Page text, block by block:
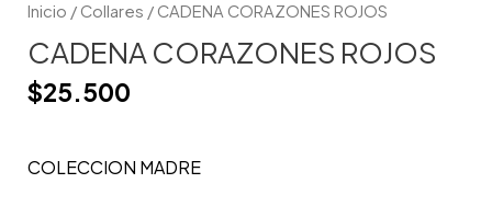
Inicio / Collares / CADENA CORAZONES ROJOS
CADENA CORAZONES ROJOS
$25.500
COLECCION MADRE